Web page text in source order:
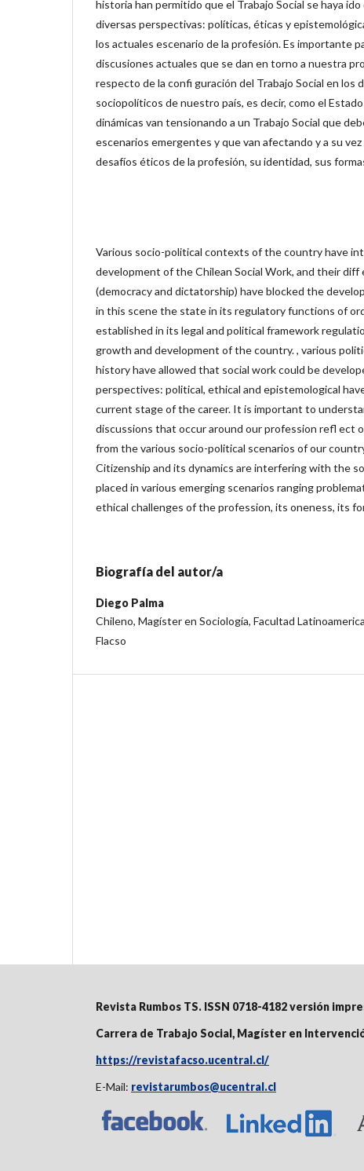
historia han permitido que el Trabajo Social se haya
diversas perspectivas: políticas, éticas y
los actuales escenario de la profesión. Es importante
discusiones actuales que se dan en torno a nuestra
respecto de la confi guración del Trabajo Social en los
sociopolíticos de nuestro país, es decir, como el
dinámicas van tensionando a un Trabajo Social que
escenarios emergentes y que van afectando y a su
desafíos éticos de la profesión, su identidad, sus
Various socio-political contexts of the country have
development of the Chilean Social Work, and their diff
(democracy and dictatorship) have blocked the
in this scene the state in its regulatory functions of
established in its legal and political framework
growth and development of the country. , various
history have allowed that social work could be
perspectives: political, ethical and epistemological
current stage of the career. It is important to
discussions that occur around our profession refl ect
from the various socio-political scenarios of our
Citizenship and its dynamics are interfering with the
placed in various emerging scenarios ranging
ethical challenges of the profession, its oneness, its
Biografía del autor/a
Diego Palma
Chileno, Magíster en Sociología, Facultad
Flacso
Revista Rumbos TS. ISSN 0718-4182 versión
Carrera de Trabajo Social, Magíster en
https://revistafacso.ucentral.cl/
E-Mail: revistarumbos@ucentral.cl